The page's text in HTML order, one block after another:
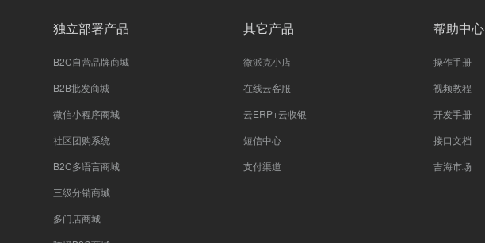
独立部署产品
B2C自营品牌商城
B2B批发商城
微信小程序商城
社区团购系统
B2C多语言商城
三级分销商城
多门店商城
其它产品
微派克小店
在线云客服
云ERP+云收银
短信中心
支付渠道
帮助中心
操作手册
视频教程
开发手册
接口文档
吉海市场